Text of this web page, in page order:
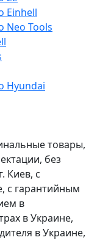
Einhell
Neo Tools
Hyundai
товары,
без
Киев, с
с гарантийным
в
в Украине,
в Украине,